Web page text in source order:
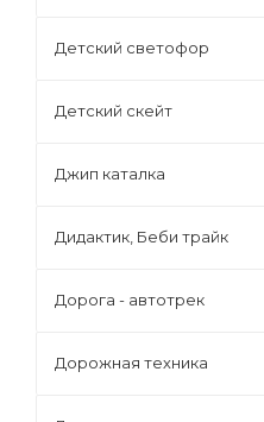
Детский светофор
Детский скейт
Джип каталка
Дидактик, Беби трайк
Дорога - автотрек
Дорожная техника